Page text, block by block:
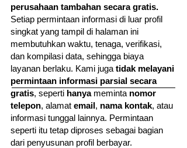
perusahaan tambahan secara gratis.
Setiap permintaan informasi di luar profil
singkat yang tampil di halaman ini
membutuhkan waktu, tenaga, verifikasi,
dan kompilasi data, sehingga biaya
layanan berlaku. Kami juga tidak melayani
permintaan informasi parsial secara
gratis, seperti hanyameminta nomor
telepon, alamat email, nama kontak, atau
informasi tunggal lainnya. Permintaan
seperti itu tetap diproses sebagai bagian
dari penyusunan profil berbayar.